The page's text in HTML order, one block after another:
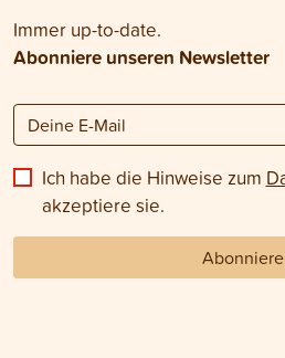
Immer up-to-date.
Abonniere unseren Newsletter
Ich habe die Hinweise zum
akzeptiere sie.